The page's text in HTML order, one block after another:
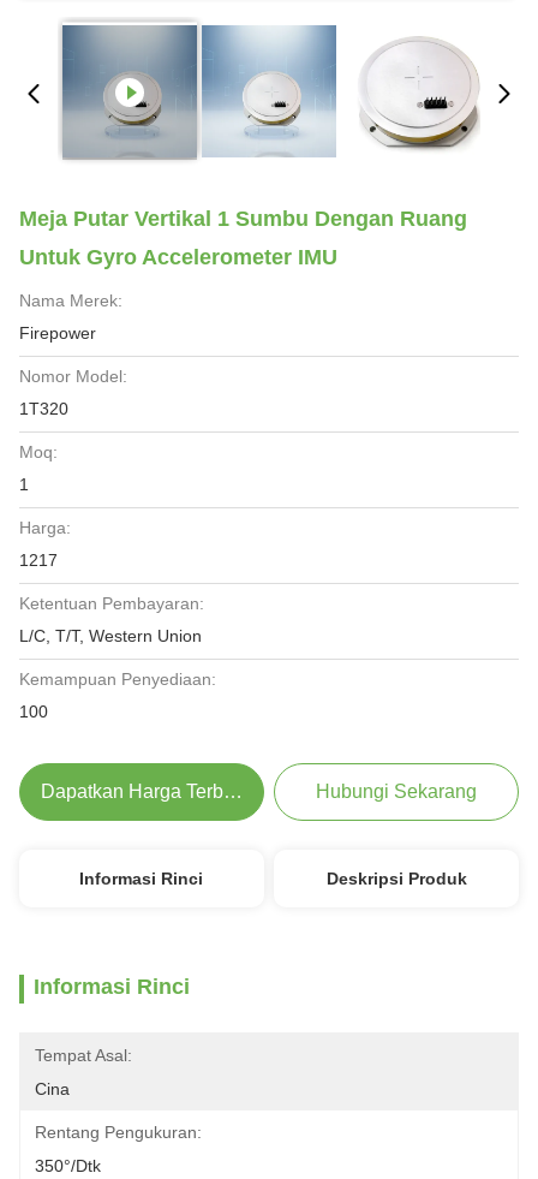
Meja Putar Vertikal 1 Sumbu Dengan Ruang
Untuk Gyro Accelerometer IMU
Nama Merek:
Firepower
Nomor Model:
1T320
Moq:
1
Harga:
1217
Ketentuan Pembayaran:
L/C, T/T, Western Union
Kemampuan Penyediaan:
100
Dapatkan Harga Terbaik Hubungi Sekarang
Informasi Rinci Deskripsi Produk
Informasi Rinci
Tempat Asal:
Cina
Rentang Pengukuran:
350°/dtk